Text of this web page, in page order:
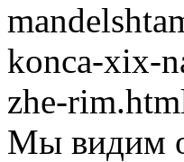
konca-xix-
zhe-
Мы видим